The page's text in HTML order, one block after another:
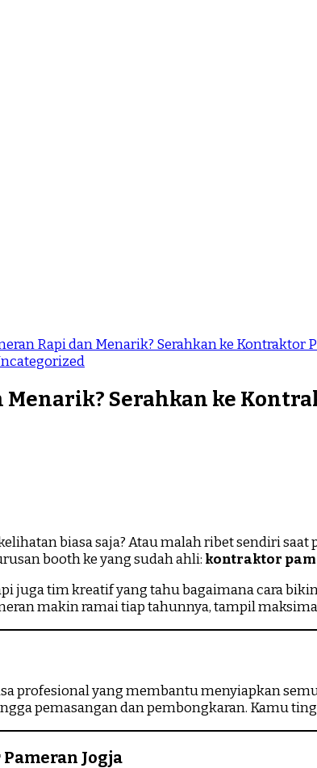
Rapi dan Menarik? Serahkan ke Kontraktor
Menarik? Serahkan ke
biasa saja? Atau malah ribet sendiri
booth ke yang sudah ahli: kontraktor
juga tim kreatif yang tahu bagaimana cara
makin ramai tiap tahunnya, tampil
profesional yang membantu menyiapkan
pemasangan dan pembongkaran. Kamu
Jogja